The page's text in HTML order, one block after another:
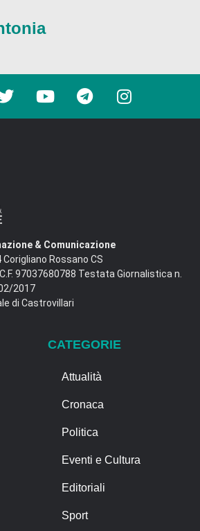
& Comunicazione
Corigliano Rossano CS
97037680788 Testata Giornalistica n.
2017
di Castrovillari
CATEGORIE
Attualità
Cronaca
Politica
Eventi e Cultura
Editoriali
Sport